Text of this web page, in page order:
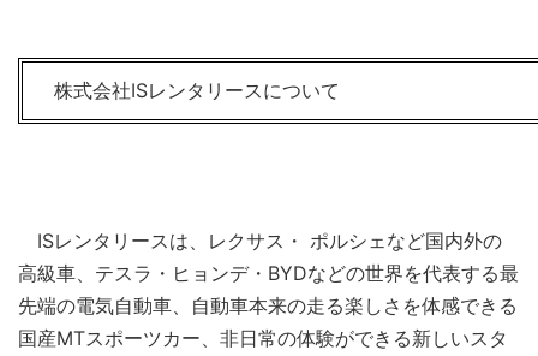
株式会社ISレンタリースについて
ISレンタリースは、レクサス・ ポルシェなど国内外の
高級車、テスラ・ヒョンデ・BYDなどの世界を代表する最
先端の電気自動車、自動車本来の走る楽しさを体感できる
国産MTスポーツカー、非日常の体験ができる新しいスタ